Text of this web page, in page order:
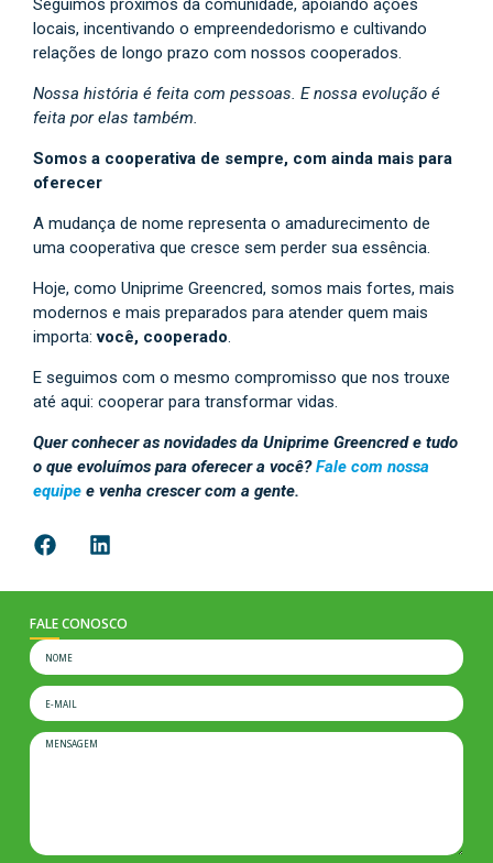
Seguimos próximos da comunidade, apoiando ações
locais, incentivando o empreendedorismo e cultivando
relações de longo prazo com nossos cooperados.
Nossa história é feita com pessoas. E nossa evolução é
feita por elas também.
Somos a cooperativa de sempre, com ainda mais para
oferecer
A mudança de nome representa o amadurecimento de
uma cooperativa que cresce sem perder sua essência.
Hoje, como Uniprime Greencred, somos mais fortes, mais
modernos e mais preparados para atender quem mais
importa:você, cooperado.
E seguimos com o mesmo compromisso que nos trouxe
até aqui: cooperar para transformar vidas.
Quer conhecer as novidades da Uniprime Greencred e tudo
o que evoluímos para oferecer a você?Fale com nossa
equipe e venha crescer com a gente.
FALE CONOSCO